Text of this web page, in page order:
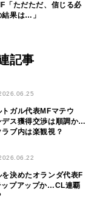
「ただただ、信じる必
果は…」
記事
ガル代表MFマテウ
デス獲得交渉は順調か…
ブ内は楽観視？
を決めたオランダ代表F
ップアップか…CL連覇